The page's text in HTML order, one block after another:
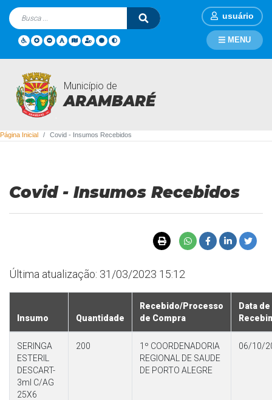
usuário
Município de
ARAMBARÉ
MENU
Covid - Insumos Recebidos
Página Inicial Covid - Insumos Recebidos
Covid - Insumos Recebidos
Última atualização: 31/03/2023 15:12
Insumo Quantidade
Recebido/Processo
de Compra
Data de
SERINGA
ESTERIL
DESCART-
3ml C/AG
25X6
200
1º COORDENADORIA
REGIONAL DE SAUDE
DE PORTO ALEGRE
06/10/